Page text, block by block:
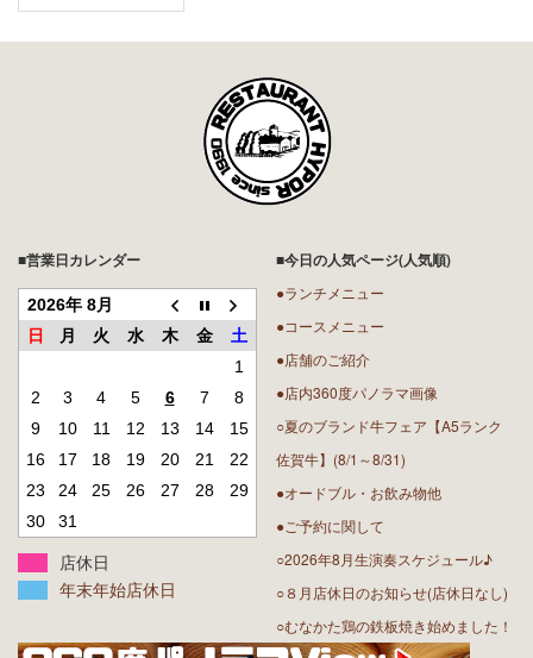
■営業日カレンダー
2026年 8月
日
月 火 水 木 金
土
1
2
3 4 5 6 7
8
9
10 11 12 13 14
15
16
17 18 19 20 21
22
23
24 25 26 27 28
29
30
31
店休日
年末年始店休日
■今日の人気ページ(人気順)
●ランチメニュー
●コースメニュー
●店舗のご紹介
●店内360度パノラマ画像
○夏のブランド牛フェア【A5ランク
佐賀牛】(8/1～8/31)
●オードブル・お飲み物他
●ご予約に関して
○2026年8月生演奏スケジュール♪
○８月店休日のお知らせ(店休日なし)
○むなかた鶏の鉄板焼き始めました！